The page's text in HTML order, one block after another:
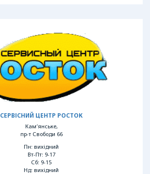
СЕРВІСНИЙ ЦЕНТР РОСТОК
Кам′янське,
пр-т Свободи 66
Пн: вихідний
Вт-Пт: 9-17
Сб: 9-15
Нд: вихідний